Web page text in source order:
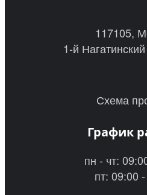
117105,
1-й
Схема
График
пн - чт:
пт: 09:00